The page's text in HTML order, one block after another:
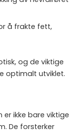
å frakte fett,
og de viktige
optimalt utviklet.
er ikke bare viktige
De forsterker